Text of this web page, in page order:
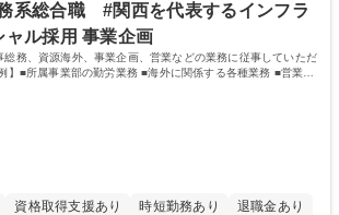
院 大学 高専 短大 専修学校 高校 語学力： 資格：第
車
系総合職 #関西を代表するインフラ
ル採用 事業企画
総務、資源海外、事業企画、営業などの業務に従事していただ
】■所属事業部の勤労業務 ■海外に関係する各種業務 ■営業部
業
資格取得支援あり 時短勤務あり
退職金あり